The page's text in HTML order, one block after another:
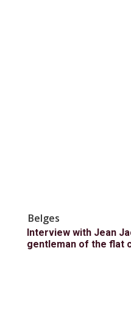
Belges
Interview with Jean
gentleman of the flat